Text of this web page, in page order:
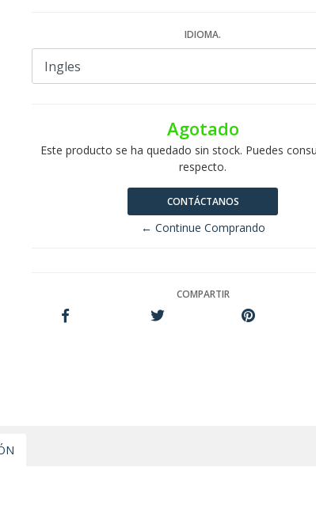
IDIOMA.
Agotado
Este producto se ha quedado sin stock. Puedes
respecto.
CONTÁCTANOS
← Continue Comprando
COMPARTIR